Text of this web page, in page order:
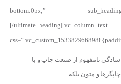
bottom:0px;”
[/ultimate_heading][vc_column_text
سادگی نامفهوم از صنعت چاپ و با